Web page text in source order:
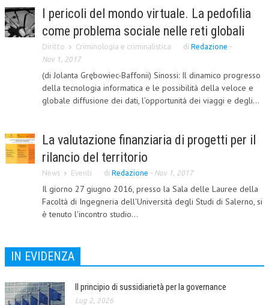
OBIETTIVI
DIREZIONE SCIENTIFICA
CORSI CE.S.E.D.
DIVENTA SOCIO
BROCHURE CE.S.E.D.
COMITATO EDITORIALE
PEER REVIEW
I pericoli del mondo virtuale. La pedofilia
come problema sociale nelle reti globali
Diritto Criminologia e criminalistica di Redazione -
Nov 1, 2017
(di Jolanta Grębowiec-Baffonii) Sinossi: Il dinamico progresso
della tecnologia informatica e le possibilità della veloce e
globale diffusione dei dati, l’opportunità dei viaggi e degli...
La valutazione finanziaria di progetti per il
rilancio del territorio
News Eventi di Redazione - Nov 1, 2017
Il giorno 27 giugno 2016, presso la Sala delle Lauree della
Facoltà di Ingegneria dell'Università degli Studi di Salerno, si
è tenuto l'incontro studio...
IN EVIDENZA
Il principio di sussidiarietà per la governance
Lug 2, 2026